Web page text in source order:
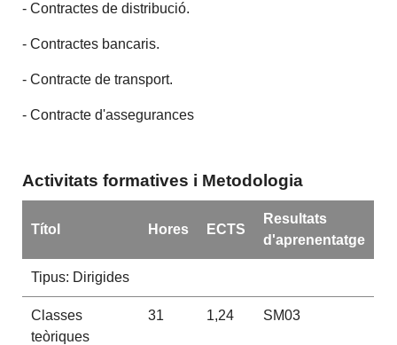
- Contractes de distribució.
- Contractes bancaris.
- Contracte de transport.
- Contracte d'assegurances
Activitats formatives i Metodologia
Títol Hores ECTS
Resultats
d'aprenentatge
Tipus: Dirigides
Classes
teòriques
31 1,24 SM03